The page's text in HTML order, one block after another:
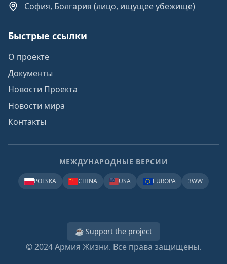
София, Болгария (лицо, ищущее убежище)
Быстрые ссылки
О проекте
Документы
Новости Проекта
Новости мира
Контакты
МЕЖДУНАРОДНЫЕ ВЕРСИИ
POLSKA CHINA USA EUROPA 3WW
☕ Support the project
© 2024Армия Жизни. Все права защищены.